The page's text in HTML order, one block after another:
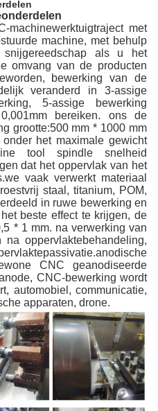
machinewerktuigtraject met
machine, met behulp
als u het
omvang van de producten
bewerking van de
veranderd in 3-assige
5-assige bewerking
bereiken. ons de
grootte:500 mm * 1000 mm
het maximale gewicht
tool spindle snelheid
dat het oppervlak van het
vaak verwerkt materiaal
staal, titanium, POM,
in ruwe bewerking en
beste effect te krijgen, de
* 1 mm. na verwerking van
oppervlaktebehandeling,
CNC geanodiseerde
CNC-bewerking wordt
automobiel, communicatie,
apparaten, drone.